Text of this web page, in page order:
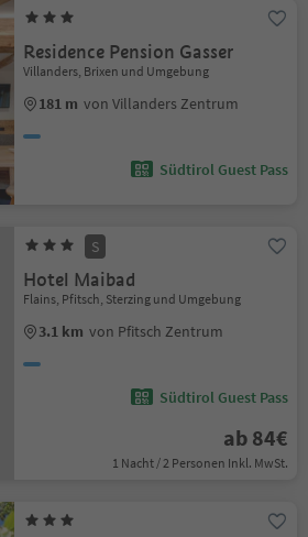
Residence Pension Gasser
Villanders, Brixen und Umgebung
181 m von Villanders Zentrum
Südtirol Guest Pass
S
Hotel Maibad
Flains, Pfitsch, Sterzing und Umgebung
3.1 km von Pfitsch Zentrum
Südtirol Guest Pass
ab 84€
1 Nacht / 2 Personen Inkl. MwSt.